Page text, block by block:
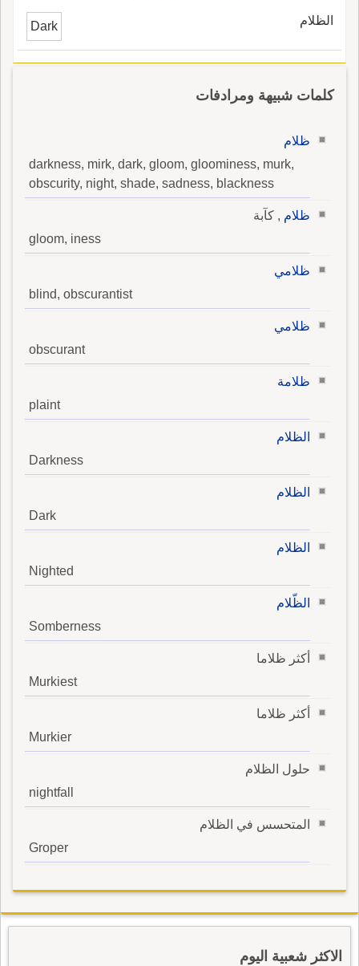
الظلام Dark
كلمات شبيهة ومرادفات
ظلام
darkness, mirk, dark, gloom, gloominess, murk,
obscurity, night, shade, sadness, blackness
ظلام , كآبة
gloom, iness
ظلامي
blind, obscurantist
ظلامي
obscurant
ظلامة
plaint
الظلام
Darkness
الظلام
Dark
الظلام
Nighted
الظّلام
Somberness
أكثر ظلاما
Murkiest
أكثر ظلاما
Murkier
حلول الظلام
nightfall
المتحسس في الظلام
Groper
الاكثر شعبية اليوم